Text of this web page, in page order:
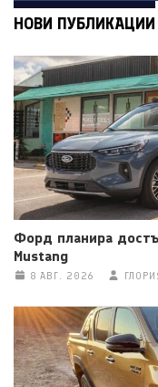
НОВИ ПУБЛИКАЦИИ
Форд планира
Mustang
8 АВГ. 2026